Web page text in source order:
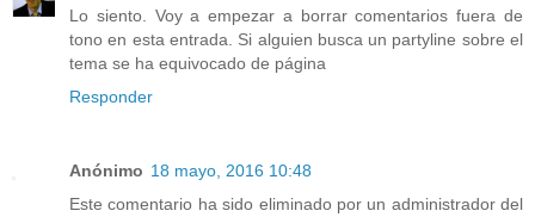
Lo siento. Voy a empezar a borrar comentarios fuera de
tono en esta entrada. Si alguien busca un partyline sobre el
tema se ha equivocado de página
Responder
Anónimo 18 mayo, 2016 10:48
Este comentario ha sido eliminado por un administrador del